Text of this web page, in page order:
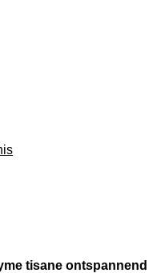
tisane ontspannend